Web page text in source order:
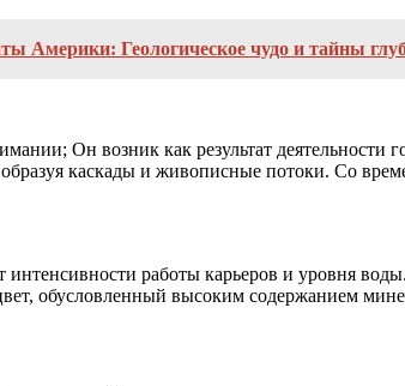
Америки: Геологическое чудо и тайны
Он возник как результат
каскады и живописные потоки. Со
работы карьеров и уровня
обусловленный высоким содержанием